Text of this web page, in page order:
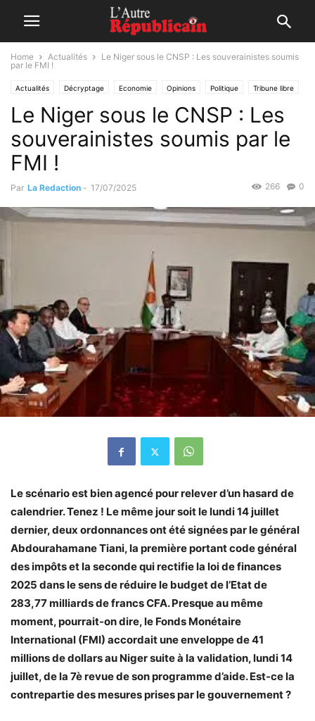
Home Actualités
Le Niger sous le CNSP : Les souverainistes soumis
par le FMI !
Actualités Décryptage Economie Opinions Politique Tribune libre
Le Niger sous le CNSP : Les
souverainistes soumis par le
FMI !
Par La Redaction - 17/07/2025 0
266
Le scénario est bien agencé pour relever d’un hasard de
calendrier. Tenez ! Le même jour soit le lundi 14 juillet
dernier, deux ordonnances ont été signées par le général
Abdourahamane Tiani, la première portant code général
des impôts et la seconde qui rectifie la loi de finances
2025 dans le sens de réduire le budget de l’Etat de
283,77 milliards de francs CFA. Presque au même
moment, pourrait-on dire, le Fonds Monétaire
International (FMI) accordait une enveloppe de 41
millions de dollars au Niger suite à la validation, lundi 14
juillet, de la 7è revue de son programme d’aide. Est-ce la
contrepartie des mesures prises par le gouvernement ?